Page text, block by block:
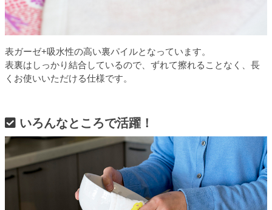
表ガーゼ+吸水性の高い裏パイルとなっています。
表裏はしっかり結合しているので、ずれて擦れることなく、長
くお使いいただける仕様です。
いろんなところで活躍！